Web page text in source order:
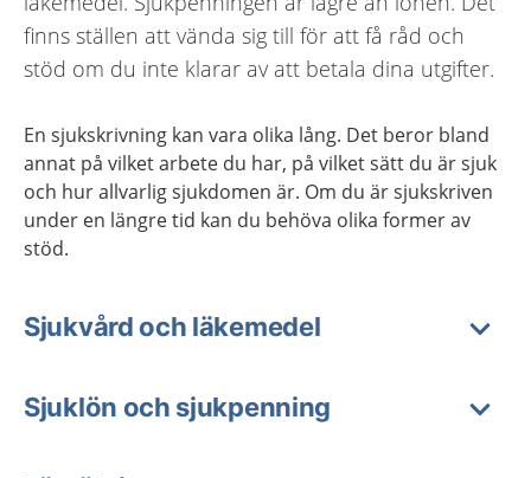
finns ställen att vända sig till för att få råd och
stöd om du inte klarar av att betala dina utgifter.
En sjukskrivning kan vara olika lång. Det beror bland
annat på vilket arbete du har, på vilket sätt du är sjuk
och hur allvarlig sjukdomen är. Om du är sjukskriven
under en längre tid kan du behöva olika former av
stöd.
Sjukvård och läkemedel
Sjuklön och sjukpenning